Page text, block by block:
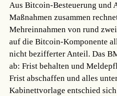
Aus Bitcoin-Besteuerung und
Maßnahmen zusammen
Mehreinnahmen von rund
auf die Bitcoin-Komponente
nicht bezifferter Anteil. Das
ab: Frist behalten und
Frist abschaffen und alles
Kabinettvorlage entschied